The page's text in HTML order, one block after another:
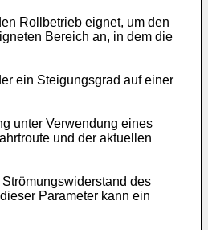
Rollbetrieb eignet, um den
Bereich an, in dem die
ein Steigungsgrad auf einer
unter Verwendung eines
und der aktuellen
des
Parameter kann ein